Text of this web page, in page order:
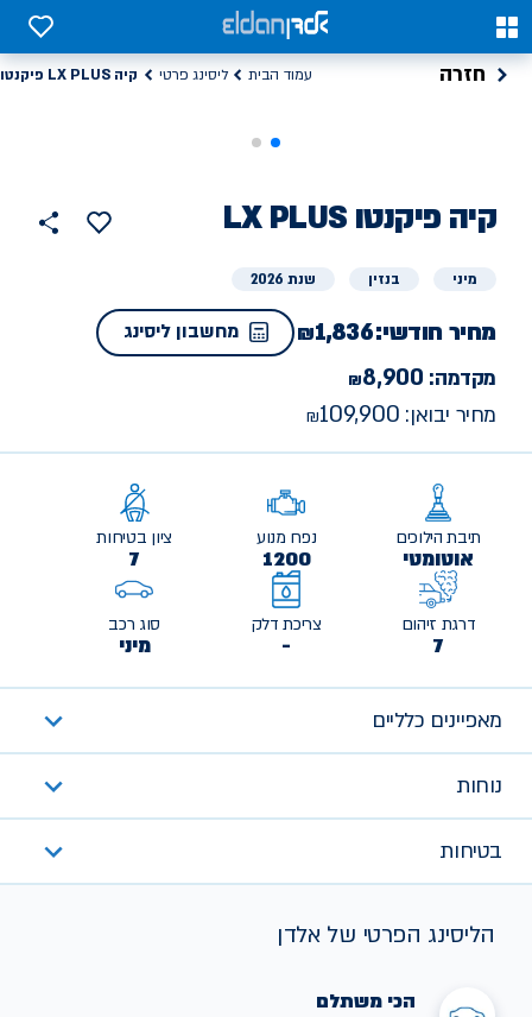
0
0
חזרה עמוד הבית ליסינג פרטי קיה LX PLUS פיקנטו
ליסינג
קיה LX PLUS פיקנטו
הוסף
למועדפים
מיני בנזין שנת 2026
מחיר חודשי:1,836 מחשבון ליסינג
מקדמה: 8,900
מחיר יבואן: 109,900
תיבת הילוכים
אוטומטי
נפח מנוע
1200
ציון בטיחות
7
דרגת זיהום
7
צריכת דלק
-
סוג רכב
מיני
מאפיינים כלליים
נוחות
בטיחות
הליסינג הפרטי של אלדן
הכי משתלם